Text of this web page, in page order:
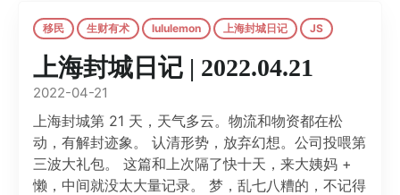
移民 生财有术 lululemon 上海封城日记 JS
上海封城日记 | 2022.04.21
2022-04-21
上海封城第 21 天，天气多云。物流和物资都在松
动，有解封迹象。 认清形势，放弃幻想。公司投喂第
三波大礼包。 这篇和上次隔了快十天，来大姨妈 +
懒，中间就没太大量记录。 梦，乱七八糟的，不记得